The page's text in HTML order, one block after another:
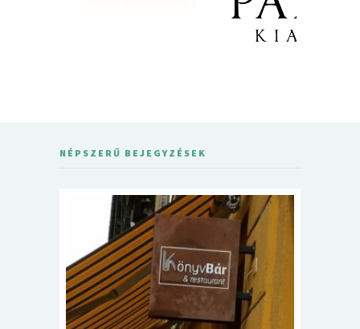
NÉPSZERŰ BEJEGYZÉSEK